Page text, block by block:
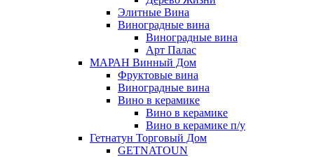
Элитные Вина
Виноградные вина
Виноградные вина
Арт Палас
МАРАН Винный Дом
Фруктовые вина
Виноградные вина
Вино в керамике
Вино в керамике
Вино в керамике п/у
Гетнатун Торговый Дом
GETNATOUN